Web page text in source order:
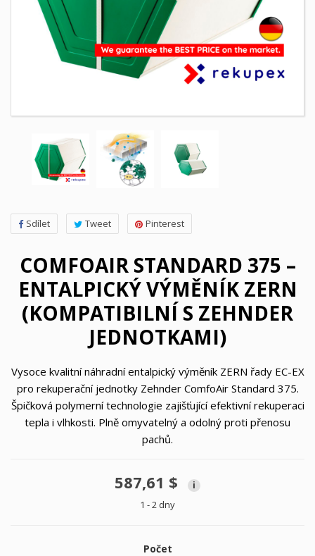
Sdílet Tweet Pinterest
COMFOAIR STANDARD 375 –
ENTALPICKÝ VÝMĚNÍK ZERN
(KOMPATIBILNÍ S ZEHNDER
JEDNOTKAMI)
Vysoce kvalitní náhradní entalpický výměník ZERN řady EC-EX
pro rekuperační jednotky Zehnder ComfoAir Standard 375.
Špičková polymerní technologie zajišťující efektivní rekuperaci
tepla i vlhkosti. Plně omyvatelný a odolný proti přenosu
pachů.
587,61 $ i
1 - 2 dny
Počet